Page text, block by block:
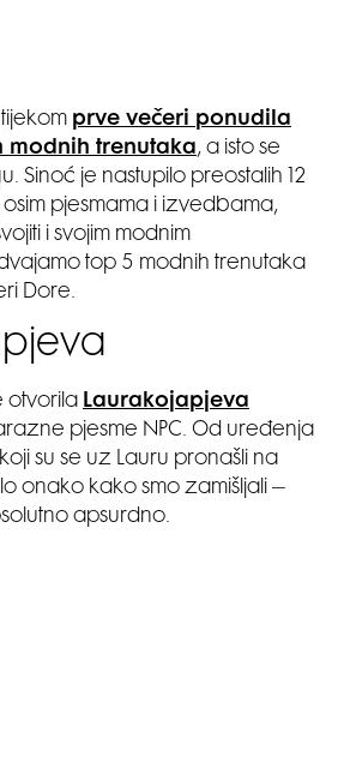
prve večeri ponudila
modnih trenutaka, a isto se
Sinoć je nastupilo preostalih 12
osim pjesmama i izvedbama,
i svojim modnim
top 5 modnih trenutaka
Dore.
otvorila Laurakojapjeva
pjesme NPC. Od uređenja
su se uz Lauru pronašli na
onako kako smo zamišljali –
apsurdno.